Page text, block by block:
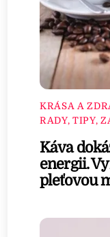
KRÁSA A
RADY, TIPY,
Káva
energii.
pleťovou